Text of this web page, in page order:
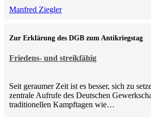
Manfred Ziegler
Friedens- und streikfähig
Zur Erklärung des DGB zum Antikriegstag
Seit geraumer Zeit ist es besser, sich zu
zentrale Aufrufe des Deutschen
traditionellen Kampftagen wie…